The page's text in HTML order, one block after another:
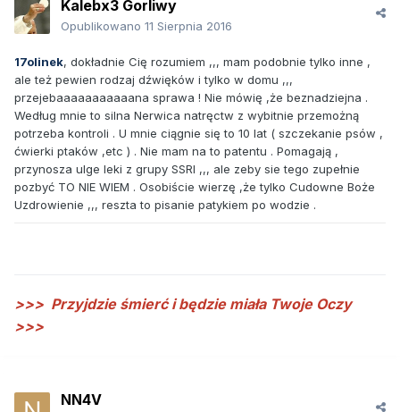
Kalebx3 Gorliwy
Opublikowano 11 Sierpnia 2016
17olinek, dokładnie Cię rozumiem ,,, mam podobnie tylko inne ,
ale też pewien rodzaj dźwięków i tylko w domu ,,,
przejebaaaaaaaaaaana sprawa ! Nie mówię ,że beznadziejna .
Według mnie to silna Nerwica natręctw z wybitnie przemożną
potrzeba kontroli . U mnie ciągnie się to 10 lat ( szczekanie psów ,
ćwierki ptaków ,etc ) . Nie mam na to patentu . Pomagają ,
przynosza ulge leki z grupy SSRI ,,, ale zeby sie tego zupełnie
pozbyć TO NIE WIEM . Osobiście wierzę ,że tylko Cudowne Boże
Uzdrowienie ,,, reszta to pisanie patykiem po wodzie .
>>> Przyjdzie śmierć i będzie miała Twoje Oczy
>>>
NN4V